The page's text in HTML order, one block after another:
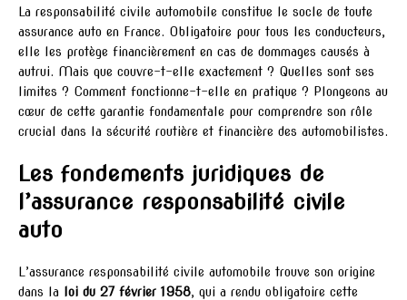
La responsabilité civile automobile constitue le socle de toute
assurance auto en France. Obligatoire pour tous les conducteurs,
elle les protège financièrement en cas de dommages causés à
autrui. Mais que couvre-t-elle exactement ? Quelles sont ses
limites ? Comment fonctionne-t-elle en pratique ? Plongeons au
cœur de cette garantie fondamentale pour comprendre son rôle
crucial dans la sécurité routière et financière des automobilistes.
Les fondements juridiques de
l’assurance responsabilité civile
auto
L’assurance responsabilité civile automobile trouve son origine
dans la
loi du 27 février 1958, qui a rendu obligatoire cette